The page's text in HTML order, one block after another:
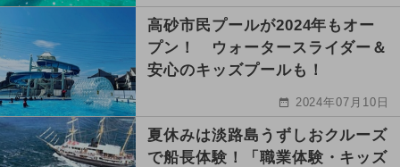
高砂市民プールが2024年もオー
プン！ ウォータースライダー＆
安心のキッズプールも！
2024年07月10日
夏休みは淡路島うずしおクルーズ
で船長体験！「職業体験・キッズ